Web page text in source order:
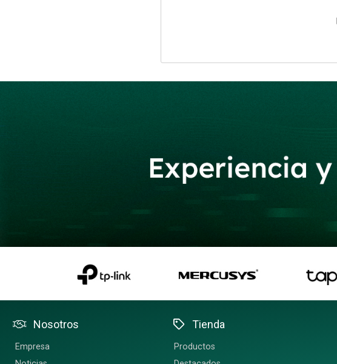
Nosotros
Empresa
Tienda
Productos